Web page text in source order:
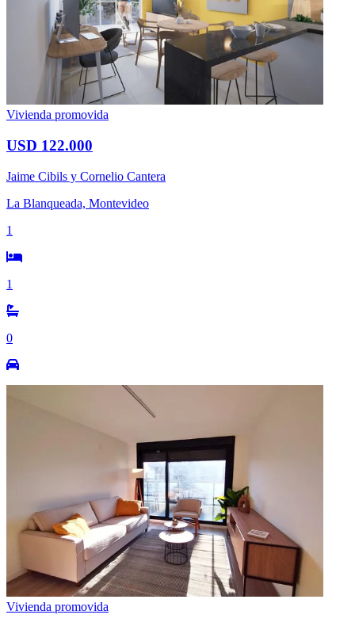
Vivienda promovida
USD 122.000
Jaime Cibils y Cornelio Cantera
La Blanqueada, Montevideo
1
1
0
Vivienda promovida